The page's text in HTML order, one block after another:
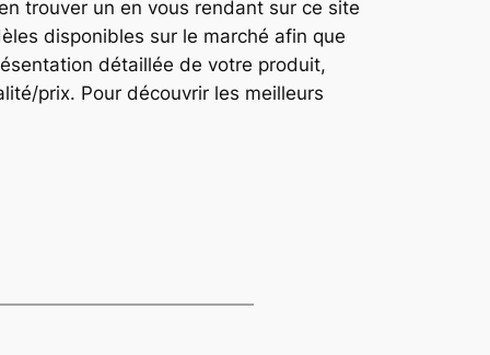
trouver un en vous rendant sur ce site
disponibles sur le marché afin que
détaillée de votre produit,
prix. Pour découvrir les meilleurs